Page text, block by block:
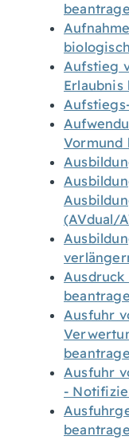
Aufstieg
Erlaubnis
Vormund
(AVdual/
Ausdruck
Ausfuhr
Ausfuhr
-